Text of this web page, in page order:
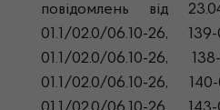
повідомлень від
01.1/02.0/06.10-26,
01.1/02.0/06.10-26,
01.1/02.0/06.10-26,